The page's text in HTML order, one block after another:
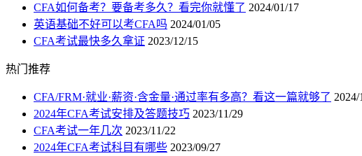
CFA如何备考？要备考多久？看完你就懂了 2024/01/17
英语基础不好可以考CFA吗 2024/01/05
CFA考试最快多久拿证 2023/12/15
热门推荐
CFA/FRM·就业·薪资·含金量·通过率有多高？看这一篇就够了 2024/
2024年CFA考试安排及答题技巧 2023/11/29
CFA考试一年几次 2023/11/22
2024年CFA考试科目有哪些 2023/09/27